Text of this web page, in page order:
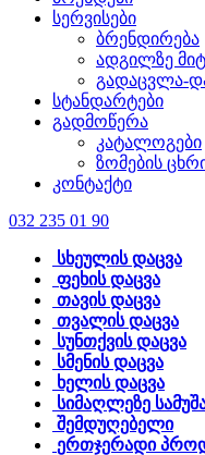
სერვისები
ბრენდირება
ადგილზე
გადაცვლა-
სტანდარტები
გადმოწერა
კატალოგები
ზომების
კონტაქტი
032 235 01 90
სხეულის დაცვა
ფეხის დაცვა
თავის დაცვა
თვალის დაცვა
სუნთქვის დაცვა
სმენის დაცვა
ხელის დაცვა
სიმაღლეზე
შემდუღებელი
ერთჯერადი